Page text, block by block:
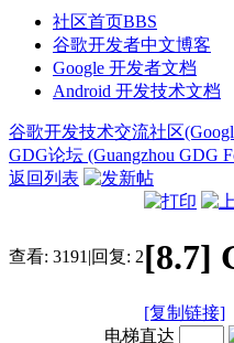
社区首页BBS
谷歌开发者中文博客
Google 开发者文档
Android 开发技术文档
谷歌开发技术交流社区
GDG论坛 (Guangzhou GDG
返回列表
查看: 3191 |回复: 2[8.7]
[复制链接]
电梯直达